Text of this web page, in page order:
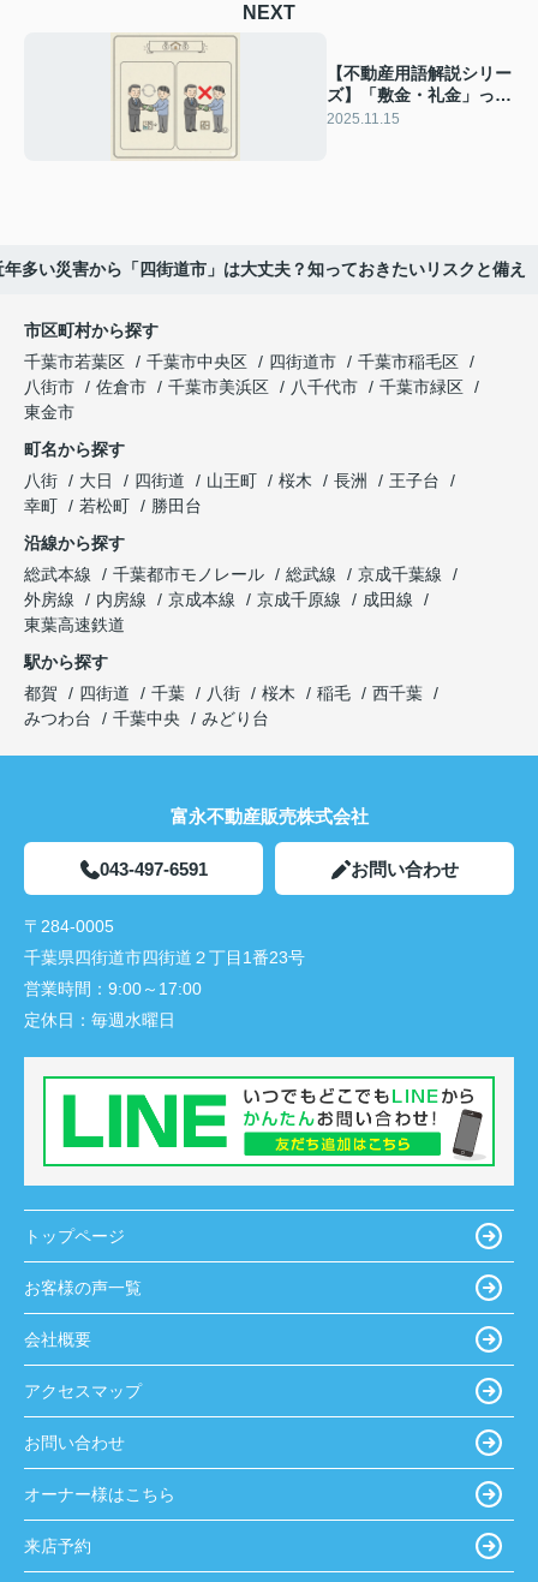
NEXT
【不動産用語解説シリー
ズ】「敷金・礼金」って
なに？四街道市の賃貸物
2025.11.15
多い災害から「四街道市」は大丈夫？知っておきたいリスクと備え
市区町村から探す
千葉市若葉区
千葉市中央区 四街道市
千葉市稲毛区
八街市
佐倉市 千葉市美浜区 八千代市
千葉市緑区
東金市
町名から探す
八街
大日 四街道 山王町 桜木 長洲
王子台
幸町
若松町
勝田台
沿線から探す
総武本線
千葉都市モノレール 総武線
京成千葉線
外房線
内房線 京成本線 京成千原線
成田線
東葉高速鉄道
駅から探す
都賀
四街道 千葉 八街 桜木 稲毛
西千葉
みつわ台
千葉中央 みどり台
富永不動産販売株式会社
043-497-6591 お問い合わせ
〒284-0005
千葉県四街道市四街道２丁目1番23号
営業時間： 9:00～17:00
定休日： 毎週水曜日
トップページ
お客様の声一覧
会社概要
アクセスマップ
お問い合わせ
オーナー様はこちら
来店予約